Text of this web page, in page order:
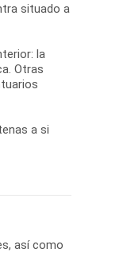
situado a
la
Otras
a si
así como